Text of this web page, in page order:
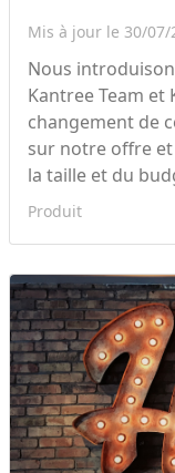
Mis à jour le 30/07/
Nous
Kantree Team
changement de
sur notre offre
la taille et du
Produit